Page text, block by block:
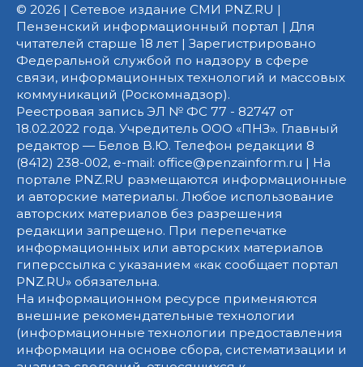
© 2026 | Сетевое издание СМИ PNZ.RU |
Пензенский информационный портал | Для
читателей старше 18 лет | Зарегистрировано
Федеральной службой по надзору в сфере
связи, информационных технологий и массовых
коммуникаций (Роскомнадзор).
Реестровая запись ЭЛ № ФС 77 - 82747 от
18.02.2022 года. Учредитель ООО «ПНЗ». Главный
редактор — Белов В.Ю. Телефон редакции 8
(8412) 238-002, e-mail: office@penzainform.ru | На
портале PNZ.RU размещаются информационные
и авторские материалы. Любое использование
авторских материалов без разрешения
редакции запрещено. При перепечатке
информационных или авторских материалов
гиперссылка с указанием «как сообщает портал
PNZ.RU» обязательна.
На информационном ресурсе применяются
внешние рекомендательные технологии
(информационные технологии предоставления
информации на основе сбора, систематизации и